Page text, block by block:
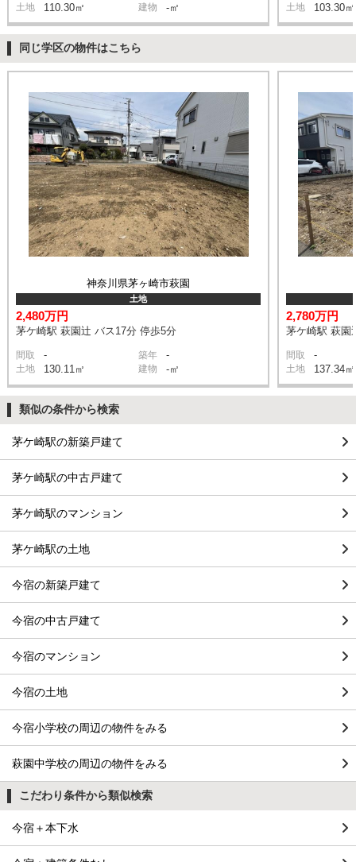
土地 110.30㎡ 建物 -㎡ 土地 103.30㎡
同じ学区の物件はこちら
神奈川県茅ヶ崎市萩園
土地
2,480万円
茅ケ崎駅 萩園辻 バス17分 停歩5分
間取 - 築年 -
土地 130.11㎡ 建物 -㎡
2,780万円
茅ケ崎駅 萩園
間取 -
土地 137.34㎡
類似の条件から検索
茅ケ崎駅の新築戸建て
茅ケ崎駅の中古戸建て
茅ケ崎駅のマンション
茅ケ崎駅の土地
今宿の新築戸建て
今宿の中古戸建て
今宿のマンション
今宿の土地
今宿小学校の周辺の物件をみる
萩園中学校の周辺の物件をみる
こだわり条件から類似検索
今宿＋本下水